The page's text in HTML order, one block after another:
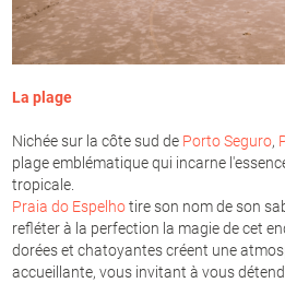
La plage
Nichée sur la côte sud de Porto Seguro,
plage emblématique qui incarne
tropicale.
Praia do Espelhotire son nom de son
refléter à la perfection la magie de cet
dorées et chatoyantes créent une
accueillante, vous invitant à vous